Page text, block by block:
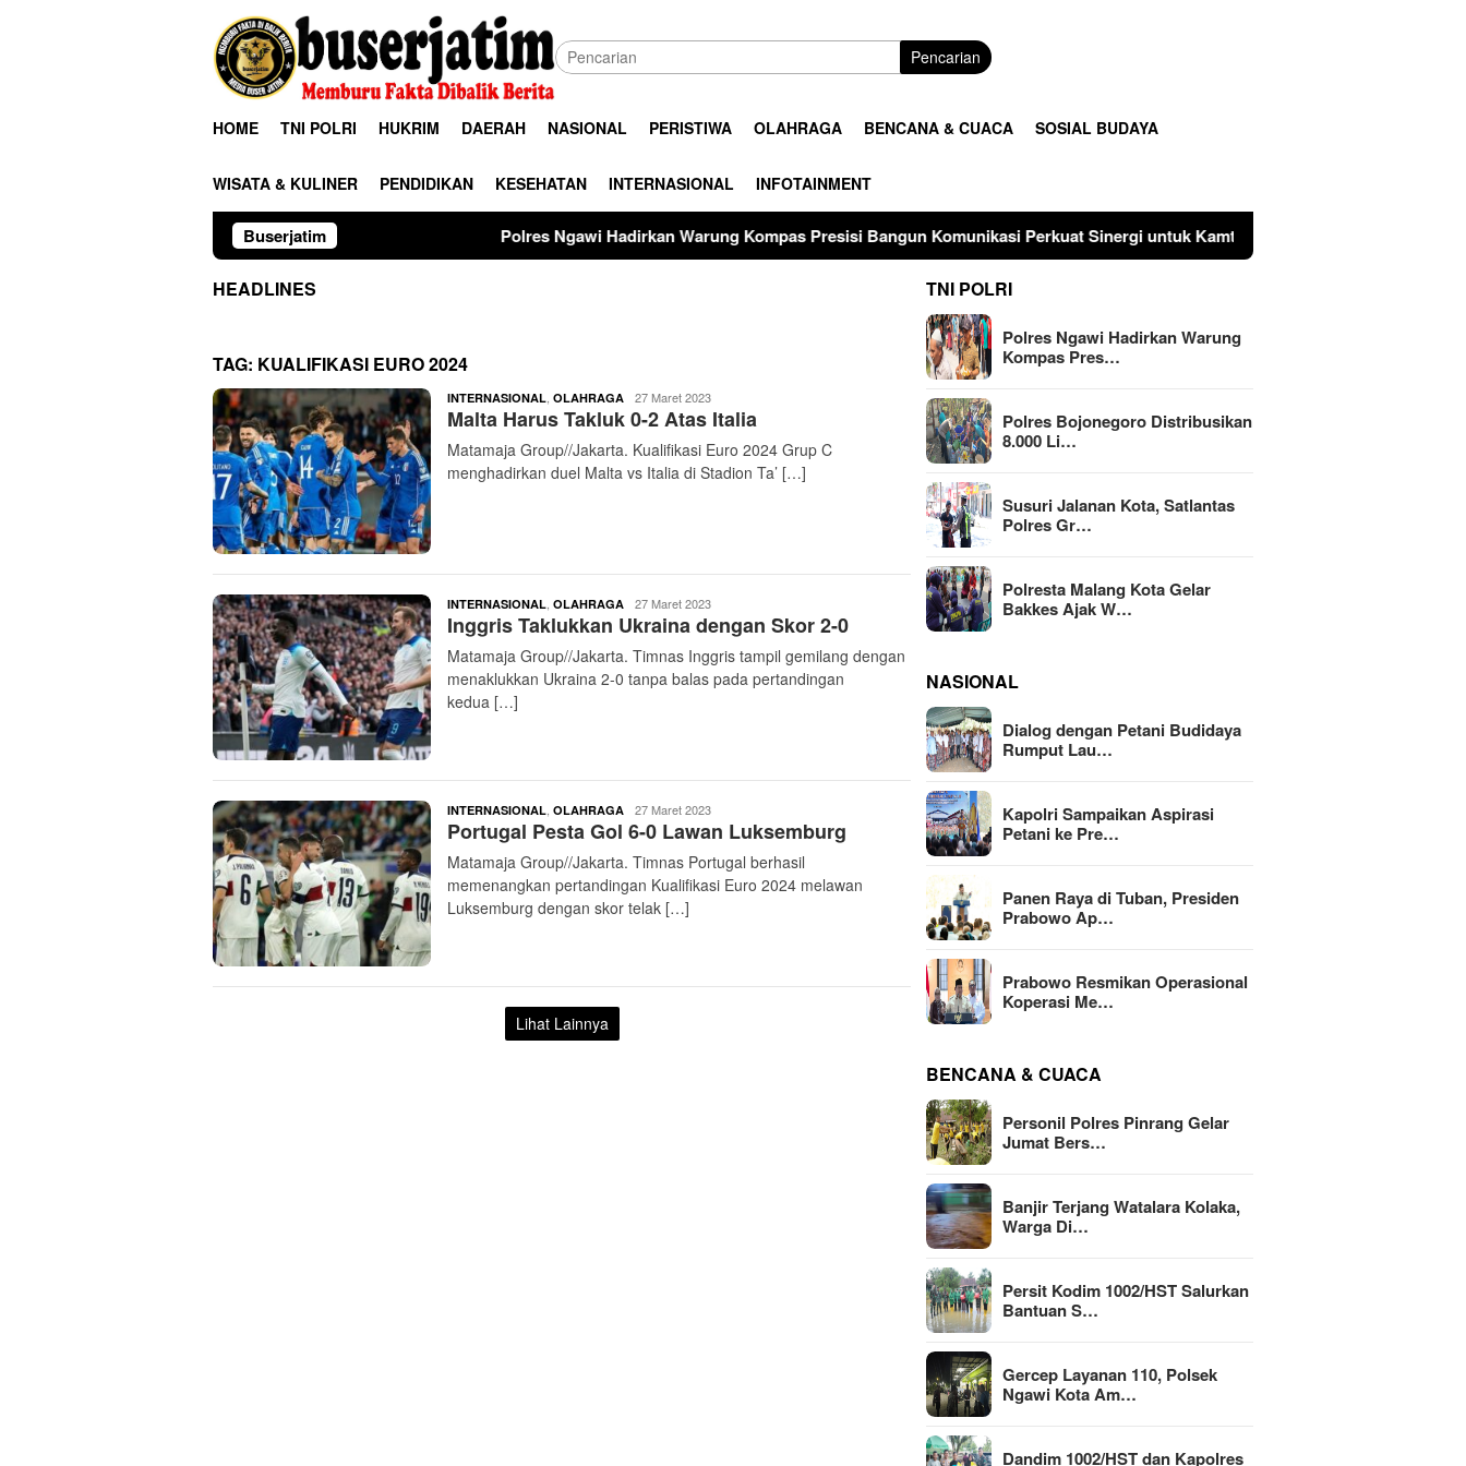
Pencarian
HOME TNI POLRI HUKRIM DAERAH NASIONAL PERISTIWA OLAHRAGA BENCANA & CUACA SOSIAL BUDAYA
WISATA & KULINER PENDIDIKAN KESEHATAN INTERNASIONAL INFOTAINMENT
Buserjatim Polres Ngawi Hadirkan Warung Kompas Presisi Bangun Komunikasi Perkuat Sinergi untuk Kamtibmas Polres Bojonegoro
HEADLINES
TAG: KUALIFIKASI EURO 2024
INTERNASIONAL OLAHRAGA buserjatim
27 Maret 2023
Malta Harus Takluk 0-2 Atas Italia
Matamaja Group//Jakarta. Kualifikasi Euro 2024 Grup C
menghadirkan duel Malta vs Italia di Stadion Ta’ […]
INTERNASIONAL OLAHRAGA buserjatim
27 Maret 2023
Inggris Taklukkan Ukraina dengan Skor 2-0
Matamaja Group//Jakarta. Timnas Inggris tampil gemilang dengan
menaklukkan Ukraina 2-0 tanpa balas pada pertandingan
kedua […]
INTERNASIONAL OLAHRAGA buserjatim
27 Maret 2023
Portugal Pesta Gol 6-0 Lawan Luksemburg
Matamaja Group//Jakarta. Timnas Portugal berhasil
memenangkan pertandingan Kualifikasi Euro 2024 melawan
Luksemburg dengan skor telak […]
Lihat Lainnya
TNI POLRI
Polres Ngawi Hadirkan Warung
Kompas Pres…
Polres Bojonegoro Distribusikan
8.000 Li…
Susuri Jalanan Kota, Satlantas
Polres Gr…
Polresta Malang Kota Gelar
Bakkes Ajak W…
NASIONAL
Dialog dengan Petani Budidaya
Rumput Lau…
Kapolri Sampaikan Aspirasi
Petani ke Pre…
Panen Raya di Tuban, Presiden
Prabowo Ap…
Prabowo Resmikan Operasional
Koperasi Me…
BENCANA & CUACA
Personil Polres Pinrang Gelar
Jumat Bers…
Banjir Terjang Watalara Kolaka,
Warga Di…
Persit Kodim 1002/HST Salurkan
Bantuan S…
Gercep Layanan 110, Polsek
Ngawi Kota Am…
Dandim 1002/HST dan Kapolres